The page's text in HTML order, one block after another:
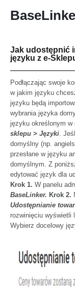
Jak udostępnić
języku z e-
Podłączając swoje
w jakim języku
języku będą
wybrania języka
języku określonym w
sklepu > Języki.
domyślny (np.
przesłane w języku
domyślnym. Z
edytować język dla
Krok 1. W panelu
BaseLinker. Krok 2.
Udostępnianie
rozwinięciu wyświetli
Wybierz docelowy